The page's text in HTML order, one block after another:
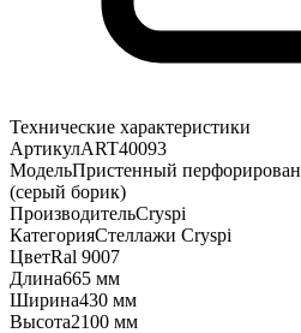
Технические характеристики
АртикулART40093
МодельПристенный
(серый борик)
ПроизводительCryspi
КатегорияСтеллажи Cryspi
ЦветRal 9007
Длина665 мм
Ширина430 мм
Высота2100 мм